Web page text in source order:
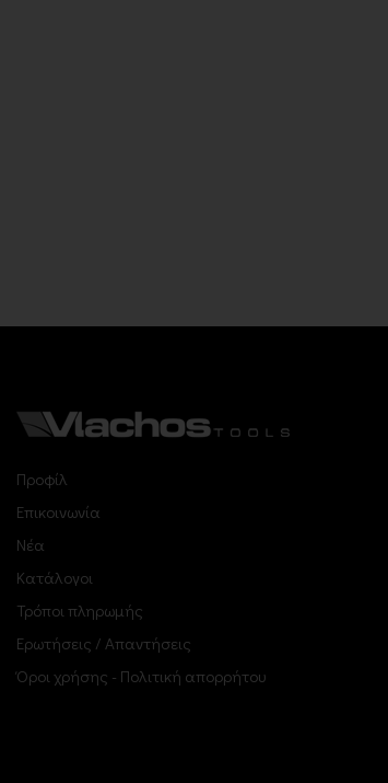
Προφίλ
Επικοινωνία
Νέα
Κατάλογοι
Τρόποι πληρωμής
Ερωτήσεις / Απαντήσεις
Όροι χρήσης - Πολιτική απορρήτου